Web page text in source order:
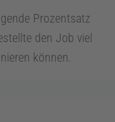
Prozentsatz
den Job viel
können.